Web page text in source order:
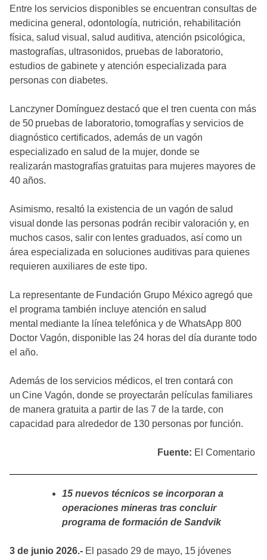
Entre los servicios disponibles se encuentran consultas de
medicina general, odontología, nutrición, rehabilitación
física, salud visual, salud auditiva, atención psicológica,
mastografías, ultrasonidos, pruebas de laboratorio,
estudios de gabinete y atención especializada para
personas con diabetes.
Lanczyner Domínguez destacó que el tren cuenta con más
de 50 pruebas de laboratorio, tomografías y servicios de
diagnóstico certificados, además de un vagón
especializado en salud de la mujer, donde se
realizarán mastografías gratuitas para mujeres mayores de
40 años.
Asimismo, resaltó la existencia de un vagón de salud
visual donde las personas podrán recibir valoración y, en
muchos casos, salir con lentes graduados, así como un
área especializada en soluciones auditivas para quienes
requieren auxiliares de este tipo.
La representante de Fundación Grupo México agregó que
el programa también incluye atención en salud
mental mediante la línea telefónica y de WhatsApp 800
Doctor Vagón, disponible las 24 horas del día durante todo
el año.
Además de los servicios médicos, el tren contará con
un Cine Vagón, donde se proyectarán películas familiares
de manera gratuita a partir de las 7 de la tarde, con
capacidad para alrededor de 130 personas por función.
Fuente: El Comentario
15 nuevos técnicos se incorporan a
operaciones mineras tras concluir
programa de formación de Sandvik
3 de junio 2026.- El pasado 29 de mayo, 15 jóvenes